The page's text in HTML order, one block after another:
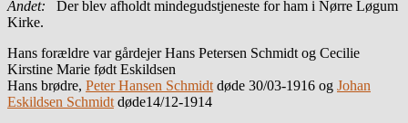
Andet: Der blev afholdt mindegudstjeneste for ham i Nørre Løgum
Kirke.
Hans forældre var gårdejer Hans Petersen Schmidt og Cecilie
Kirstine Marie født Eskildsen
Hans brødre, Peter Hansen Schmidt døde 30/03-1916 og Johan
Eskildsen Schmidt døde14/12-1914